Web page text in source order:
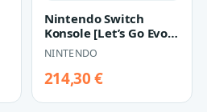
Nintendo Switch
Konsole [Let’s Go Evoli!
Edition] grau
NINTENDO
214,30 €